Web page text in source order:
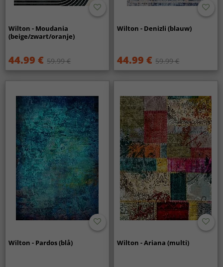
Wilton - Moudania
(beige/zwart/oranje)
44.99 € 59.99 €
Wilton - Denizli (blauw)
44.99 € 59.99 €
Wilton - Pardos (blå) Wilton - Ariana (multi)